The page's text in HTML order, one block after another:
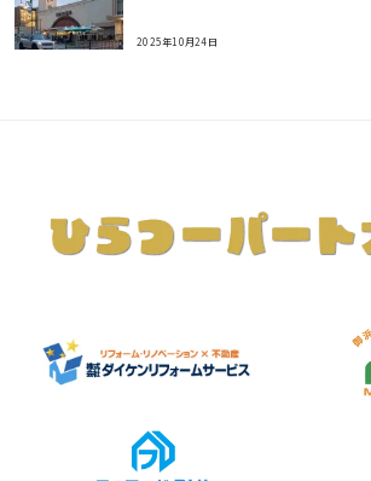
2025年10月24日